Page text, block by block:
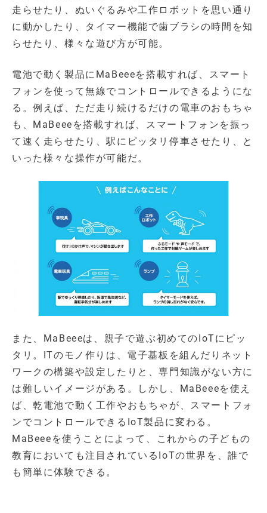
走らせたり、ぬいぐるみや工作ロボットを思い通り
に動かしたり、タイマー機能で歯ブラシの時間を知
らせたり、様々な遊び方が可能。
電池で動く製品にMaBeeeを搭載すれば、スマート
フォンを使って無線でコントロールできるようにな
る。例えば、ただ走り続けるだけの電車のおもちゃ
も、MaBeeeを搭載すれば、スマートフォンを振っ
て速く走らせたり、駅にピッタリ停車させたり、と
いった様々な操作が可能だ。
また、MaBeeeは、親子で遊ぶ初めてのIoTにピッ
タリ。ITのモノ作りは、電子基板を組んだりネット
ワークの構築や設定したりと、専門知識がない方に
は難しいイメージがある。しかし、MaBeeeを使え
ば、乾電池で動く工作やおもちゃが、スマートフォ
ンでコントロールできるIoT製品に変わる。
MaBeeeを使うことによって、これからの子どもの
教育においても注目されているIoTの世界を、誰で
も簡単に体験できる。